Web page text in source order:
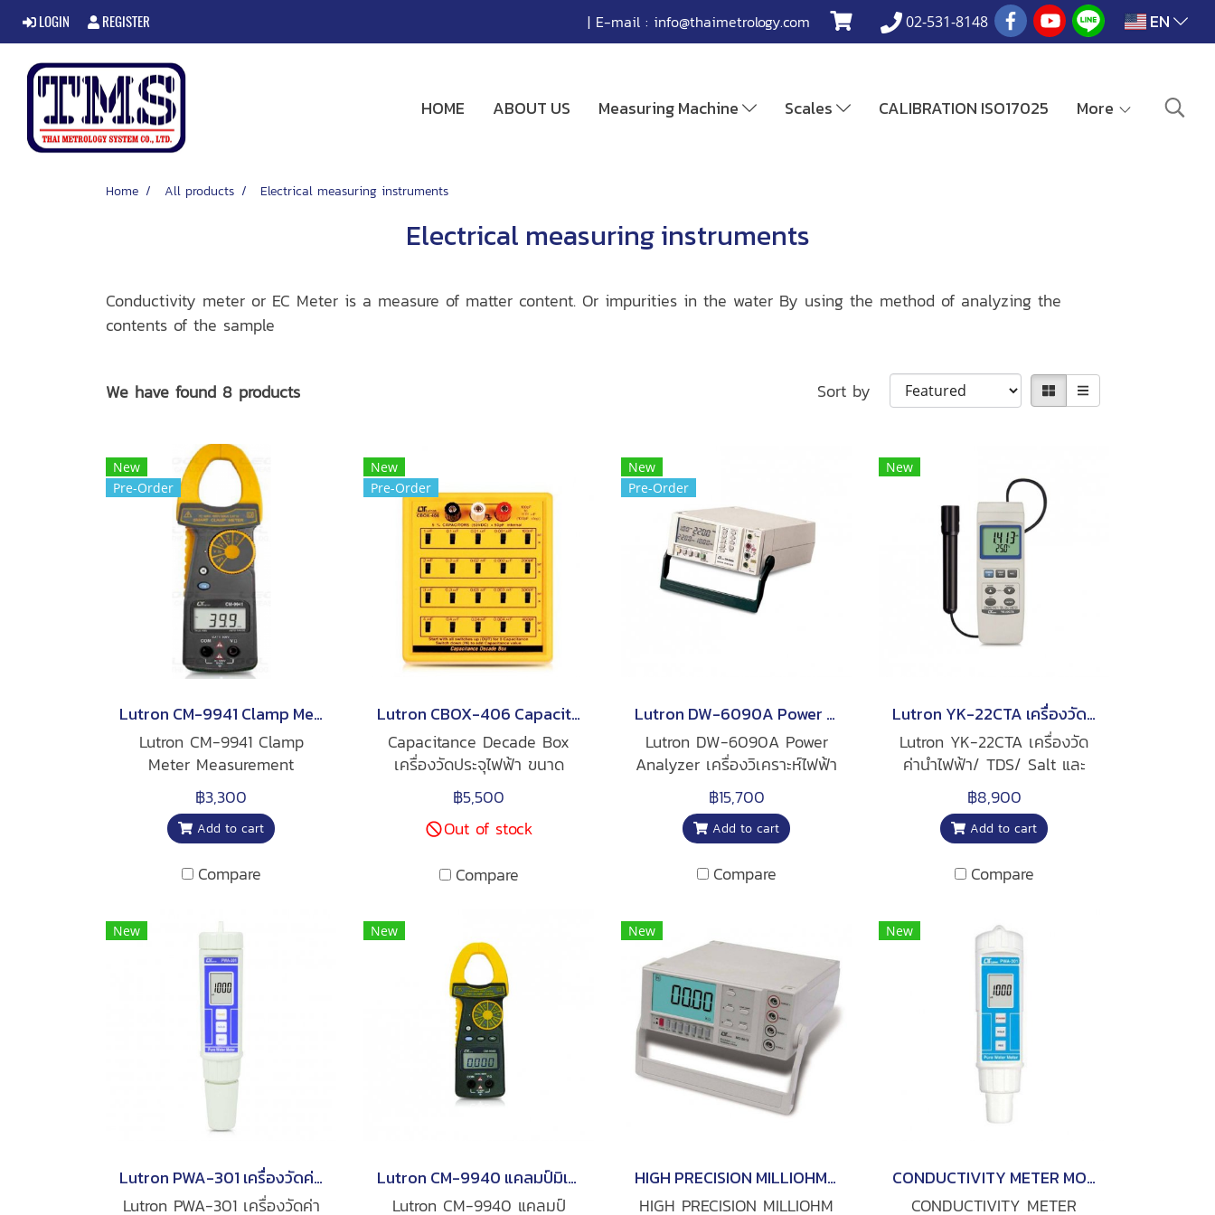
LOGIN REGISTER | E-mail : info@thaimetrology.com 02-531-8148 EN
HOME ABOUT US Measuring Machine Scales CALIBRATION ISO17025 More
Home All products Electrical measuring instruments
Electrical measuring instruments
Conductivity meter or EC Meter is a measure of matter content. Or impurities in the water By using the method of analyzing the
contents of the sample
We have found 8 products Sort by
New
Pre-Order
Lutron CM-9941 Clamp Meter
Lutron CM-9941 Clamp
Meter Measurement
function DCV, ACV, ACA,
ohms, Diode, Hz,
Capacitance, Continuity
Hold, Zero adjustment
CAT III 600V
฿3,300
Add to cart
Compare
New
Pre-Order
Lutron CBOX-406 Capacitance Decade Box เครื่องวัดประจุไฟฟ้า
Capacitance Decade Box
เครื่องวัดประจุไฟฟ้า ขนาด
กะทัดรัด ความเที่ยงตรงสูง
ประสิทธิภาพสูง ช่วงการวัด
กว้างตั้งแต่ 100 pF ถึง 11,111
ต่อการปรับแต่งค่าการวัด ยี่ห้อ
฿5,500
Out of stock
Compare
New
Pre-Order
Lutron DW-6090A Power Analyzer เครื่องวิเคราะห์ไฟฟ้า
Lutron DW-6090A Power
Analyzer เครื่องวิเคราะห์ไฟฟ้า
รูปแบบการวัด: WATT, VA,
Whr, PF, ACV, DCV, ACA,
DCA, Hz, OHM โหมด True
แบบ RS-232 PC Interface
ขนาดใหญ่ ยี่ห้อ Lutron
฿15,700
Add to cart
Compare
New
Lutron YK-22CTA เครื่องวัดค่านำไฟฟ้า TDS และอุณหภูมิ
Lutron YK-22CTA เครื่องวัด
ค่านำไฟฟ้า/ TDS/ Salt และ
อุณหภูมิ การวัดค่านำไฟฟ้า
(Conductivity) มีให้เลือก 4
range ช่วงการวัด TDS มีให้
Salt : 0 to 12 % salt ฟังก์ชั่น
(0 ถึง 60℃) ยี่ห้อ Lutron
฿8,900
Add to cart
Compare
New
Lutron PWA-301 เครื่องวัดค่านำไฟฟ้า
Lutron PWA-301 เครื่องวัดค่า
New
Lutron CM-9940 แคลมป์มิเตอร์ AC/DC 600A | AC/DC 600V
Lutron CM-9940 แคลมป์
New
HIGH PRECISION MILLIOHM METER MODEL MO-2013
HIGH PRECISION MILLIOHM
New
CONDUCTIVITY METER MODEL PCD-431
CONDUCTIVITY METER